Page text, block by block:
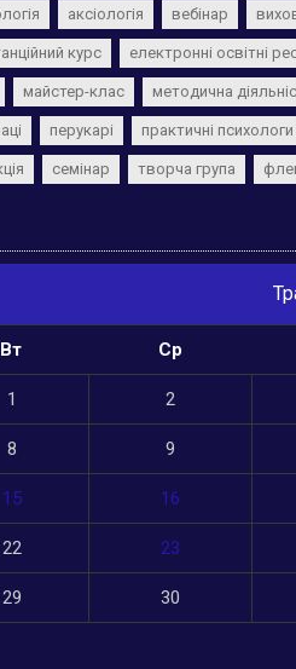
аксіологія вебінар
курс електронні освітні
майстер-клас методична
перукарі практичні психологи
семінар творча група
Вт Ср
1 2
8 9
15 16
22 23
29 30